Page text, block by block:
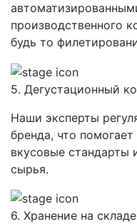
производственного
будь то
5. Дегустационный
Наши эксперты
бренда, что
вкусовые стандарты
сырья.
6. Хранение на складе